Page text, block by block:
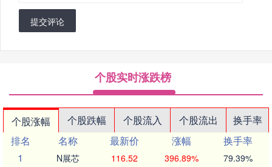
提交评论
个股实时涨跌榜
个股涨幅 个股跌幅 个股流入 个股流出
换手率
排名
名称 最新价 涨幅
换手率
1
N展芯 116.52 396.89% 79.39%